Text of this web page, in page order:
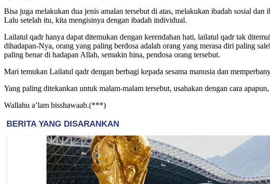
Bisa juga melakukan dua jenis amalan tersebut di atas, melakukan ibadah sosial
Lalu setelah itu, kita mengisinya dengan ibadah individual.
Lailatul qadr hanya dapat ditemukan dengan kerendahan hati, lailatul qadr tak
dihadapan-Nya, orang yang paling berdosa adalah orang yang merasa diri paling
paling benar di hadapan Allah, semakin hina, pendosa orang tersebut.
Mari temukan Lailatul qadr dengan berbagi kepada sesama manusia dan
Yang paling ditekankan untuk malam-malam tersebut, usahakan dengan cara
Wallahu a’lam bisshawaab.(***)